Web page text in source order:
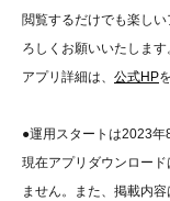
閲覧するだけでも楽し
ろしくお願いいたします
アプリ詳細は、 公式HP
●運用スタートは2023
現在アプリダウンロー
ません。また、掲載内